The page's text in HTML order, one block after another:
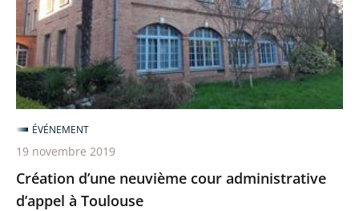
d’appel
à
Toulouse
Création d’une neuvième cour administrative
d’appel à Toulouse
ÉVÉNEMENT
19 novembre 2019